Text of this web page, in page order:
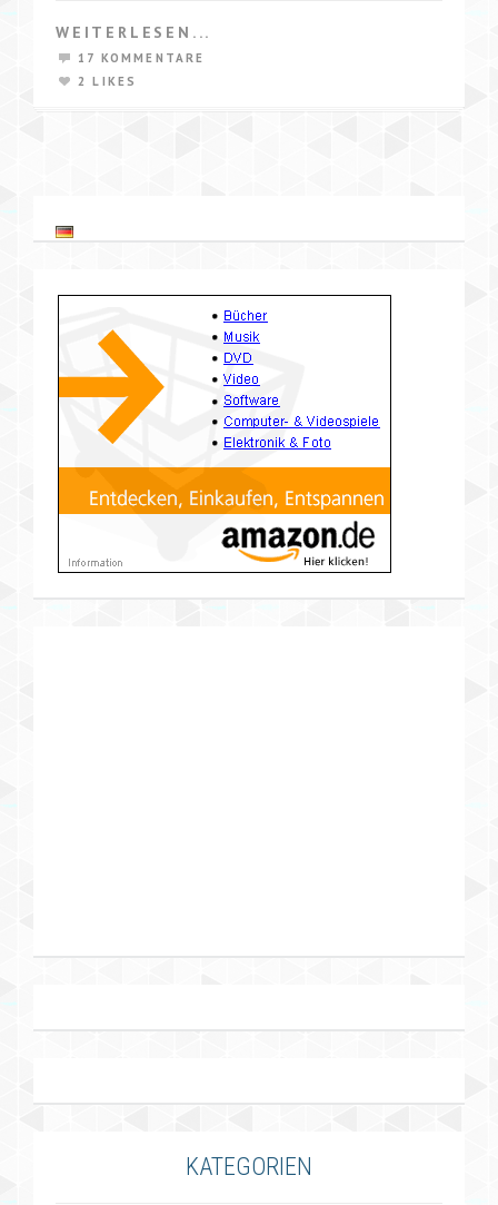
WEITERLESEN...
17 KOMMENTARE
2 LIKES
KATEGORIEN